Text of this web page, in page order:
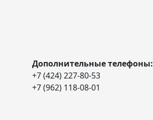
Дополнительные телефоны:
+7 (424) 227-80-53
+7 (962) 118-08-01